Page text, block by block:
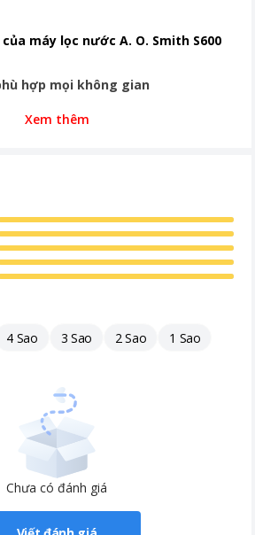
máy lọc nước A. O. Smith S600
hợp mọi không gian
S600có kích thước nhỏ gọn (khoảng
lớn. Thiết kế đơn giản tinh tế mang lại
chất minh hoạ.
Stream 2.0 tiên tiến
tinh khiết cao nhất trên thị trường, khả
so với các công nghệ RO truyền
thể tận hưởng nước tinh khiết an toàn
chế lãng phí nước.
chất minh hoạ.
Xem thêm
4 Sao 3 Sao 2 Sao 1 Sao
Chưa có đánh giá